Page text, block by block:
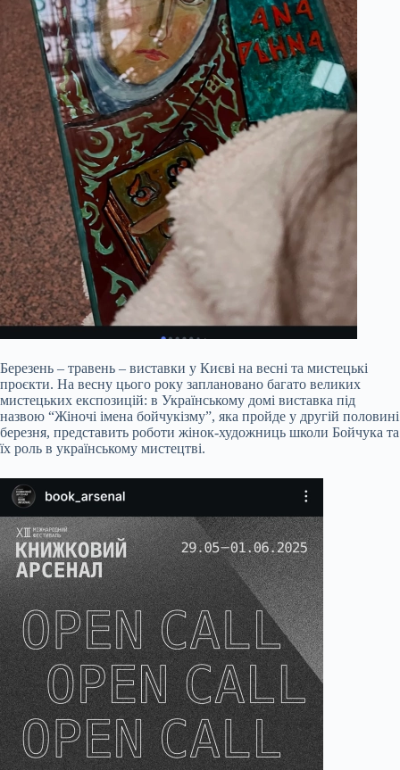
Березень – травень – виставки у Києві на весні та мистецькі
проєкти. На весну цього року заплановано багато великих
мистецьких експозицій: в Українському домі виставка під
назвою “Жіночі імена бойчукізму”, яка пройде у другій половині
березня, представить роботи жінок-художниць школи Бойчука та
їх роль в українському мистецтві.